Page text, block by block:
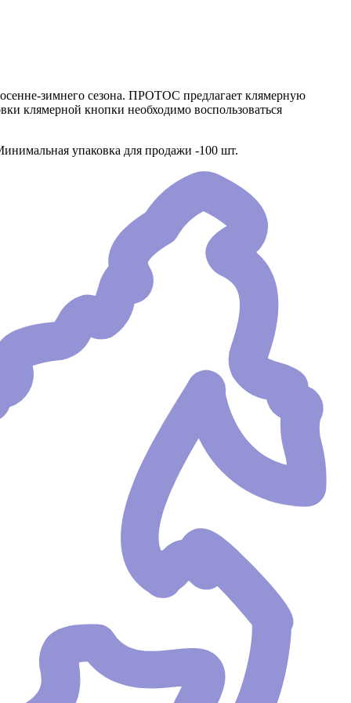
зимнего сезона. ПРОТОС предлагает клямерную
клямерной кнопки необходимо воспользоваться
упаковка для продажи -100 шт.